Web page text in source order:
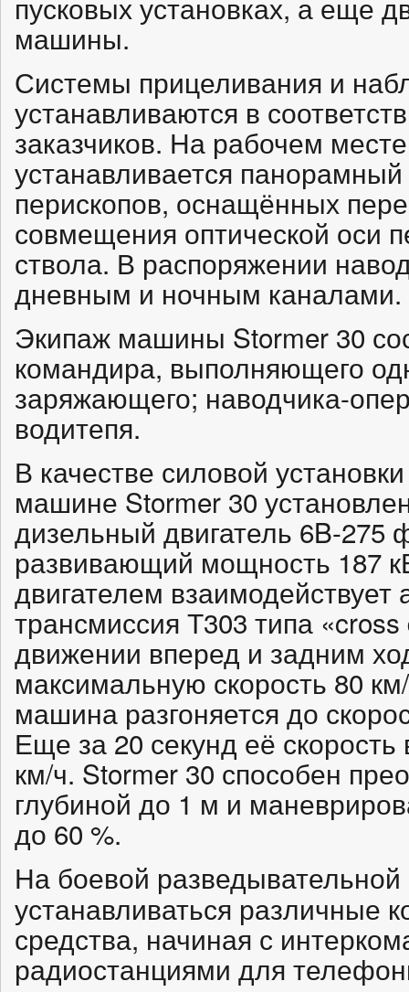
машины.
Системы прицеливания и
устанавливаются в
заказчиков. На рабочем
устанавливается
перископов, оснащённых
совмещения оптической оси
ствола. В распоряжении
дневным и ночным каналами.
Экипаж машины Stormer 30
командира, выполняющего
заряжающего; наводчика-
водитепя.
В качестве силовой
машине Stormer 30
дизельный двигатель 6B-
развивающий мощность 187
двигателем взаимодействует
трансмиссия Т303 типа
движении вперед и задним
максимальную скорость 80
машина разгоняется до
Еще за 20 секунд её скорость
км/ч. Stormer 30 способен
глубиной до 1 м и
до 60 %.
На боевой
устанавливаться различные
средства, начиная с
радиостанциями для